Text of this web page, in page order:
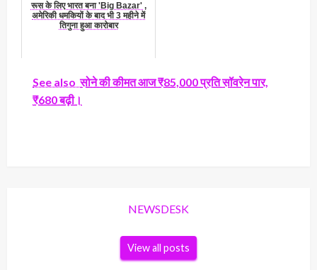
रूस के लिए भारत बना 'Big Bazar' ,
अमेरिकी धमकियों के बाद भी 3 महीने में
तिगुना हुआ कारोबार
See also सोने की कीमत आज ₹85,000 प्रति सॉवरेन पार,
₹680 बढ़ी।
NEWSDESK
View all posts